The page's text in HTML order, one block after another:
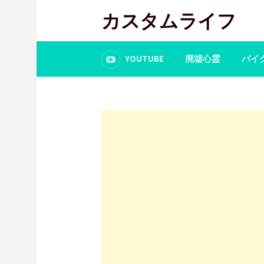
テ
カスタムライフ
YOUTUBE 廃墟心霊 バイ